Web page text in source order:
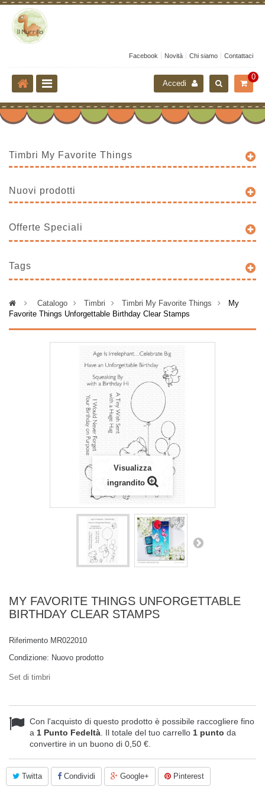
Facebook Novità Chi siamo Contattaci
0
Accedi
Timbri My Favorite Things
Nuovi prodotti
Offerte Speciali
Tags
> Catalogo > Timbri > Timbri My Favorite Things >
My
Favorite Things Unforgettable Birthday Clear Stamps
Visualizza
ingrandito
MY FAVORITE THINGS UNFORGETTABLE
BIRTHDAY CLEAR STAMPS
Riferimento MR022010
Condizione: Nuovo prodotto
Set di timbri
Con l'acquisto di questo prodotto è possibile raccogliere fino
a 1 Punto Fedeltà . Il totale del tuo carrello 1 punto da
convertire in un buono di 0,50 €
Twitta Condividi Google+ Pinterest